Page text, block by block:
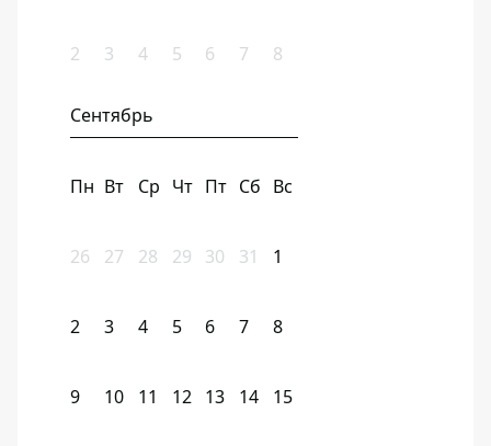
2 3 4 5 6 7 8
Сентябрь
Пн Вт Ср Чт Пт Сб Вс
26 27 28 29 30 31 1
2 3 4 5 6 7 8
9 10 11 12 13 14 15